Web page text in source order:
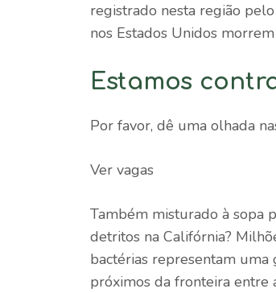
registrado nesta região
nos Estados Unidos
Estamos
Por favor, dê uma olhada
Ver vagas
Também misturado à sopa
detritos na Califórnia?
bactérias representam uma
próximos da fronteira entre